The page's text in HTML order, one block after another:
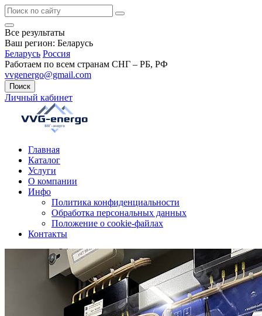
Все результаты
Ваш регион: Беларусь
Беларусь Россия
Работаем по всем странам СНГ – РБ, РФ
vvgenergo@gmail.com
Поиск
Личный кабинет
Главная
Каталог
Услуги
О компании
Инфо
Политика конфиденциальности
Обработка персональных данных
Положение о cookie-файлах
Контакты